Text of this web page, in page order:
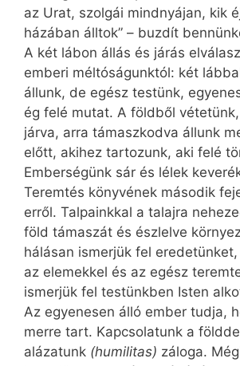
az Urat, szolgái mindnyájan, kik
házában álltok” – buzdít
A két lábon állás és járás
emberi méltóságunktól: két
állunk, de egész testünk,
ég felé mutat. A földből
járva, arra támaszkodva állunk
előtt, akihez tartozunk, aki felé
Emberségünk sár és lélek
Teremtés könyvének második
erről. Talpainkkal a talajra
föld támaszát és észlelve
hálásan ismerjük fel
az elemekkel és az egész
ismerjük fel testünkben Isten
Az egyenesen álló ember tudja,
merre tart. Kapcsolatunk a
alázatunk (humilitas) záloga.